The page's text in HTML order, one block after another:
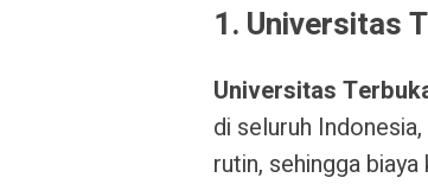
1. Universitas
Universitas
di seluruh
rutin, sehingga